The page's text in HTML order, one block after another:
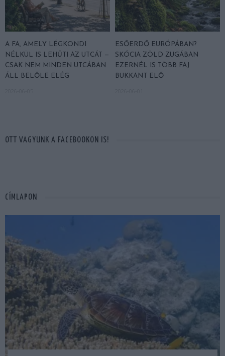
A FA, AMELY LÉGKONDI
NÉLKÜL IS LEHŰTI AZ UTCÁT —
CSAK NEM MINDEN UTCÁBAN
ÁLL BELŐLE ELÉG
ESŐERDŐ EURÓPÁBAN?
SKÓCIA ZÖLD ZUGÁBAN
EZERNÉL IS TÖBB FAJ
BUKKANT ELŐ
OTT VAGYUNK A FACEBOOKON IS!
CÍMLAPON